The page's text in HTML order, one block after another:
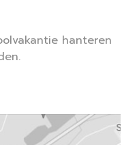
hanteren